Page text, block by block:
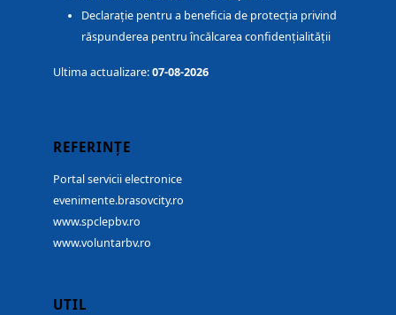
Declarație pentru a beneficia de protecția privind
răspunderea pentru încălcarea confidențialității
Ultima actualizare:07-08-2026
REFERINȚE
Portal servicii electronice
evenimente.brasovcity.ro
www.spclepbv.ro
www.voluntarbv.ro
UTIL